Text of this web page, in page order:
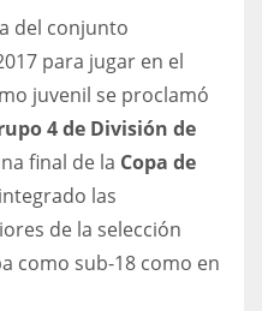
del conjunto
para jugar en el
juvenil se proclamó
4 de División de
final de la Copa de
las
de la selección
como sub-18 como en